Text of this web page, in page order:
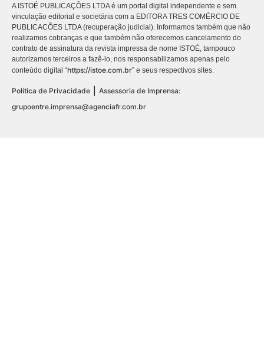
A ISTOÉ PUBLICAÇÕES LTDA é um portal digital independente e sem
vinculação editorial e societária com a EDITORA TRES COMÉRCIO DE
PUBLICACÕES LTDA (recuperação judicial). Informamos também que não
realizamos cobranças e que também não oferecemos cancelamento do
contrato de assinatura da revista impressa de nome ISTOÉ, tampouco
autorizamos terceiros a fazê-lo, nos responsabilizamos apenas pelo
conteúdo digital “https://istoe.com.br” e seus respectivos sites.
Política de Privacidade | Assessoria de Imprensa:
grupoentre.imprensa@agenciafr.com.br